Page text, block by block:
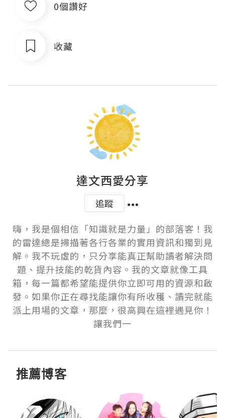
0個讚好
收藏
達文西愛分享
追蹤
嗨，我是個相信「知識就是力量」的部落客！我
的雷達總是掃描著各行各業的實用資訊和獨到見
解。我不玩虛的，只分享能真正幫助讀者解決問
題、提升技能的乾貨內容。我的文章就像工具
箱，每一篇都希望能提供你立即可用的資源和啟
發。如果你正在尋找能讓你有所收穫、讀完就能
派上用場的文章，那麼，很高興在這裡遇見你！
讓我們一
推薦博客